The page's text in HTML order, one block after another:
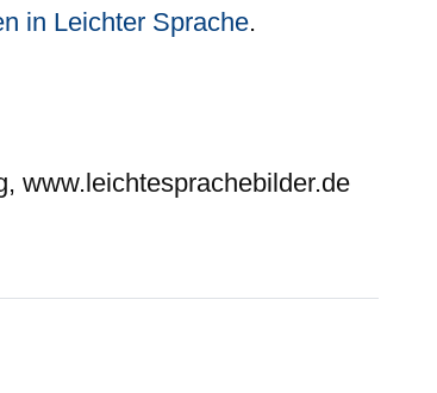
in Leichter Sprache.
www.leichtesprachebilder.de